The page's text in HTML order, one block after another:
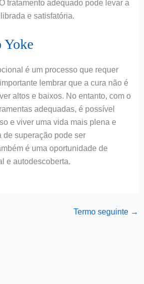
tratamento adequado pode levar a
e satisfatória.
Yoke
é um processo que requer
lembrar que a cura não é
altos e baixos. No entanto, com o
adequadas, é possível
e viver uma vida mais plena e
de superação pode ser
é uma oportunidade de
e autodescoberta.
Termo seguinte →